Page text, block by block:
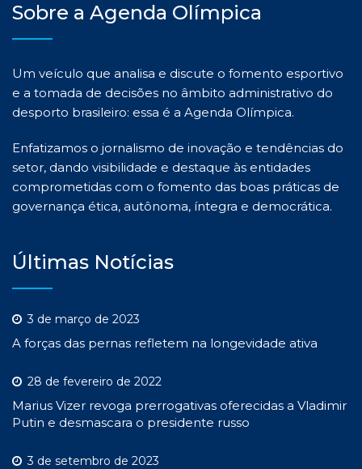
Sobre a Agenda Olímpica
Um veículo que analisa e discute o fomento esportivo
e a tomada de decisões no âmbito administrativo do
desporto brasileiro: essa é a Agenda Olímpica.
Enfatizamos o jornalismo de inovação e tendências do
setor, dando visibilidade e destaque às entidades
comprometidas com o fomento das boas práticas de
governança ética, autônoma, íntegra e democrática.
Últimas Notícias
3 de março de 2023
A forças das pernas refletem na longevidade ativa
28 de fevereiro de 2022
Marius Vizer revoga prerrogativas oferecidas a Vladimir
Putin e desmascara o presidente russo
3 de setembro de 2023